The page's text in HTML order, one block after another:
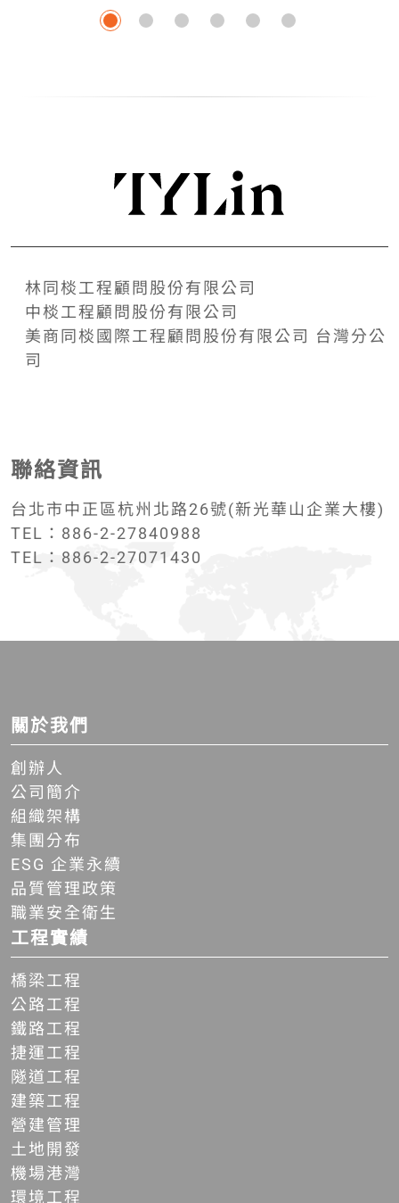
林同棪工程顧問股份有限公司
中棪工程顧問股份有限公司
美商同棪國際工程顧問股份有限公司 台灣分公
司
聯絡資訊
台北市中正區杭州北路26號(新光華山企業大樓)
TEL：886-2-27840988
TEL：886-2-27071430
關於我們
創辦人
公司簡介
組織架構
集團分布
ESG 企業永續
品質管理政策
職業安全衛生
工程實績
橋梁工程
公路工程
鐵路工程
捷運工程
隧道工程
建築工程
營建管理
土地開發
機場港灣
環境工程